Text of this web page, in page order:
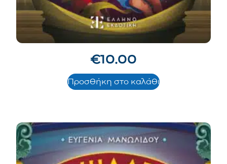
€10.00
Προσθήκη στο καλάθι